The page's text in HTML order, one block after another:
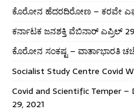
ಕೊರೋನ ಹೆದರದಿರೋಣ – ಕರವೇ ಎಫ್
ಕರ್ನಾಟಕ ಜನಶಕ್ತಿ ವೆಬಿನಾರ್ ಎಪ್ರಿಲ್
ಕೊರೋನ ಸಂಕಷ್ಟ – ವಾರ್ತಾಭಾರತಿ
Socialist Study Centre Covid
Covid and Scientific Temper –
29, 2021